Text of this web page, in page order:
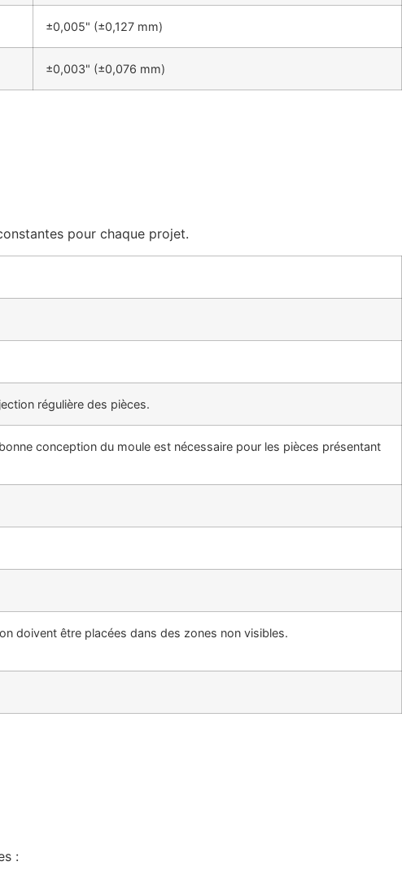
±0,005" (±0,127 mm)
±0,003" (±0,076 mm)
pour chaque projet.
régulière des pièces.
conception du moule est nécessaire pour les pièces présentant
doivent être placées dans des zones non visibles.
: